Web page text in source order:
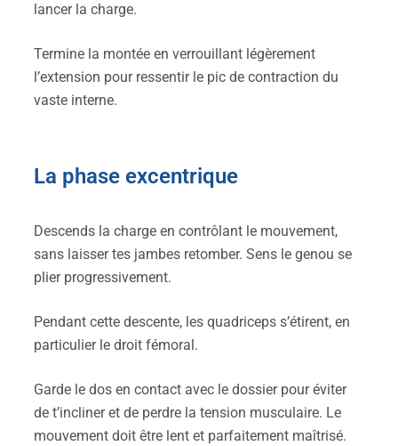
lancer la charge.
Termine la montée en verrouillant légèrement
l’extension pour ressentir le pic de contraction du
vaste interne.
La phase excentrique
Descends la charge en contrôlant le mouvement,
sans laisser tes jambes retomber. Sens le genou se
plier progressivement.
Pendant cette descente, les quadriceps s’étirent, en
particulier le droit fémoral.
Garde le dos en contact avec le dossier pour éviter
de t’incliner et de perdre la tension musculaire. Le
mouvement doit être lent et parfaitement maîtrisé.